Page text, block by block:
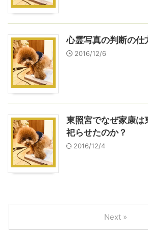
心霊写真の判断の仕
2016/12/6
東照宮でなぜ家康は
祀らせたのか？
2016/12/4
Next »